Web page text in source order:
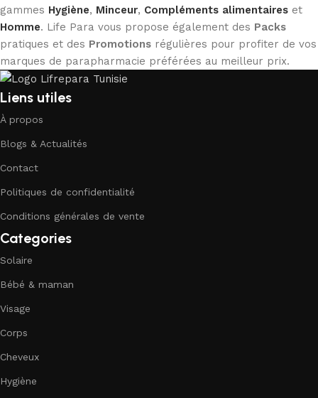
gammes Hygiène, Minceur, Compléments alimentaires et
Homme. Life Para vous propose également des Packs
pratiques et des Promotions régulières pour profiter de vos
marques de parapharmacie préférées au meilleur prix.
Liens utiles
À propos
Blogs & Actualités
Contact
Politiques de confidentialité
Conditions générales de vente
Categories
Solaire
Bébé & maman
Visage
Corps
Cheveux
Hygiène